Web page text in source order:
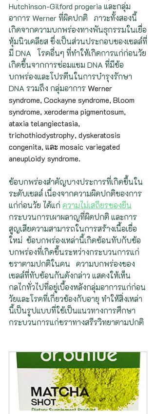
Hutchinson-Gilford progeria และกลุ่ม
อาการ Werner ที่ผิดปกติ   ภาวะทั้งสองนี้
เกิดจากความบกพร่องทางพันธุกรรมในเยื่อ
หุ้มนิวเคลียส ซึ่งเป็นส่วนประกอบของเซลล์ที่
มี DNA   โรคอื่นๆ ที่ทำให้เกิดการแก่ก่อนวัย
เกิดขึ้นจากการซ่อมแซม DNA ที่มีข้อ
บกพร่องและโปรตีนในการบำรุงรักษา
DNA รวมถึง กลุ่มอาการ Werner
syndrome, Cockayne syndrome, Bloom
syndrome, xeroderma pigmentosum,
ataxia telangiectasia,
trichothiodystrophy, dyskeratosis
congenita, และ mosaic variegated
aneuploidy syndrome.
ข้อบกพร่องสำคัญบางประการที่เกิดขึ้นใน
ระดับเซลล์ เนื่องจากความผิดปกติของการ
แก่ก่อนวัย ได้แก่ ความไม่เสถียรของยีน
กระบวนการเผาผลาญที่ผิดปกติ และการ
สูญเสียความสามารถในการสร้างเนื้อเยื่อ
ใหม่  ข้อบกพร่องเหล่านี้เกิดซ้อนทับกับข้อ
บกพร่องที่เกิดขึ้นระหว่างกระบวนการแก่
ชราตามปกติในคน   ความบกพร่องของ
เซลล์ที่ทับซ้อนกันดังกล่าว แสดงให้เห็น
กลไกทั่วไปที่อยู่เบื้องหลังกลุ่มอาการแก่ก่อน
วัยและโรคที่เกี่ยวข้องกับอายุ ทำให้สิ่งเหล่า
นี้เป็นรูปแบบที่ใช้เป็นแนวทางการศึกษา
กระบวนการแก่ชราทางสรีรวิทยาตามปกติ